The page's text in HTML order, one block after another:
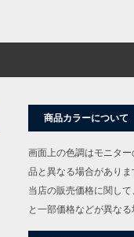
商品カラーについて
画面上の色調はモニタ
品と異なる場合がありま
当店の販売価格に関し
と一部価格などが異な